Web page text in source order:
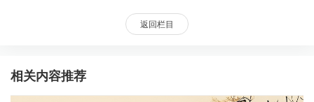
返回栏目
相关内容推荐